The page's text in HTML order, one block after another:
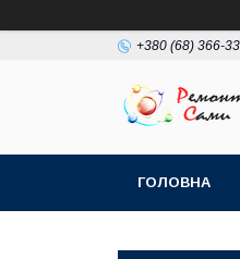
+380 (68) 366-
ГОЛОВНА